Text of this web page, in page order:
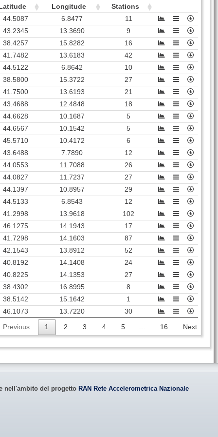
Longitude
Stations
44.5087 6.8477
11
43.2345 13.3690
9
38.4257 15.8282
16
41.7482 13.6183
42
44.5122 6.8642
10
38.5800 15.3722
27
41.7500 13.6193
21
43.4688 12.4848
18
44.6628 10.1687
5
44.6567 10.1542
5
45.5710 10.4172
6
43.6488 7.7890
12
44.0553 11.7088
26
44.0827 11.7237
27
44.1397 10.8957
29
44.5133 6.8543
12
41.2998 13.9618
102
46.1275 14.1943
17
41.7298 14.1603
87
42.1543 13.8912
52
40.8192 14.1408
24
40.8225 14.1353
27
38.4302 16.8995
8
38.5142 15.1642
1
46.1073 13.7220 30
Previous 1 2 3 4 5 16 Next
nell'ambito del progetto RAN Rete Accelerometrica Nazionale